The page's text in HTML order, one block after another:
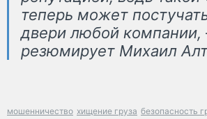
теперь может
двери любой
резюмирует Михаил
мошенничество хищение груза безопасность